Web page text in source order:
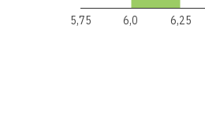
5,75 6,0 6,25